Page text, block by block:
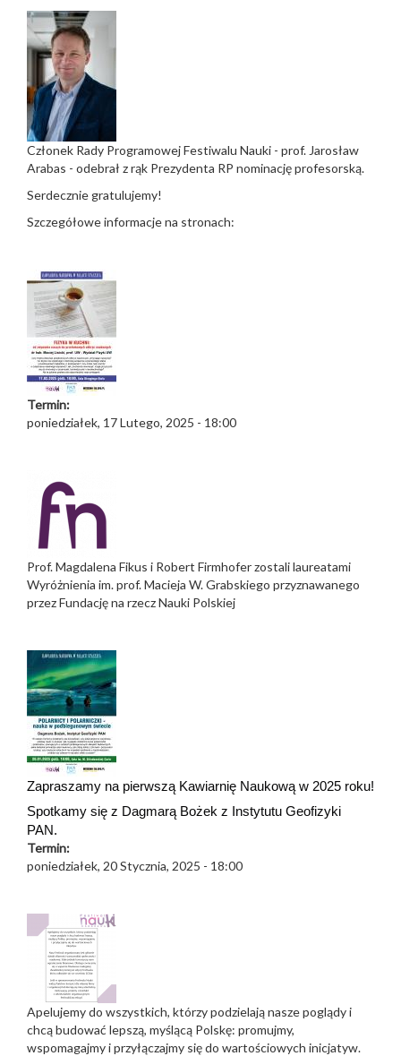
Członek Rady Programowej Festiwalu Nauki - prof. Jarosław
Arabas - odebrał z rąk Prezydenta RP nominację profesorską.
Serdecznie gratulujemy!
Szczegółowe informacje na stronach:
Termin:
poniedziałek, 17 Lutego, 2025 - 18:00
Prof. Magdalena Fikus i Robert Firmhofer zostali laureatami
Wyróżnienia im. prof. Macieja W. Grabskiego przyznawanego
przez Fundację na rzecz Nauki Polskiej
Zapraszamy na pierwszą Kawiarnię Naukową w 2025 roku!
Spotkamy się z Dagmarą Bożek z Instytutu Geofizyki
PAN.
Termin:
poniedziałek, 20 Stycznia, 2025 - 18:00
Apelujemy do wszystkich, którzy podzielają nasze poglądy i
chcą budować lepszą, myślącą Polskę: promujmy,
wspomagajmy i przyłączajmy się do wartościowych inicjatyw.